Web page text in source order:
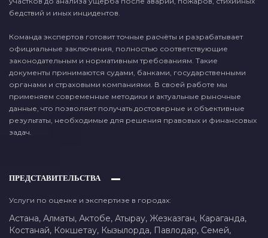
бедствий и иных инцидентов.
Команда экспертов готовит точные расчёты и разрабатывает
официальные заключения, полностью соответствующие
законодательным и нормативным требованиям. Такие
документы принимаются судами, банками, государственными
органами и страховыми компаниями. В своей работе мы
применяем современные методики и актуальные рыночные
данные, что позволяет получать достоверные и объективные
результаты, необходимые для решения правовых и финансовых
задач.
ПРЕДСТАВИТЕЛЬСТВА
Услуги по оценке и экспертизе в городах:
Астана, Алматы, Актобе, Атырау, Жезказган, Караганда,
Костанай, Кокшетау, Кызылорда, Павлодар, Семей,